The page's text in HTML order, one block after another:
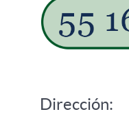
Dirección: